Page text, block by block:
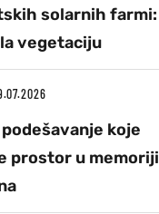
solarnih farmi:
vegetaciju
koje
prostor u memoriji